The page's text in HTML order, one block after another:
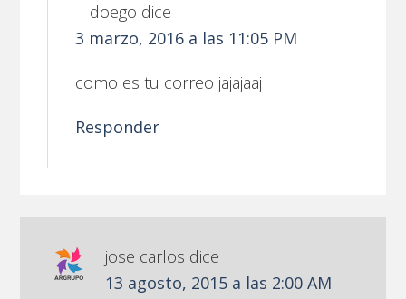
doego dice
3 marzo, 2016 a las 11:05 PM
como es tu correo jajajaaj
Responder
jose carlos dice
13 agosto, 2015 a las 2:00 AM